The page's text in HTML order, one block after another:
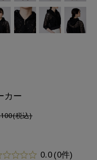
カー
税込)
0.0 (0件)